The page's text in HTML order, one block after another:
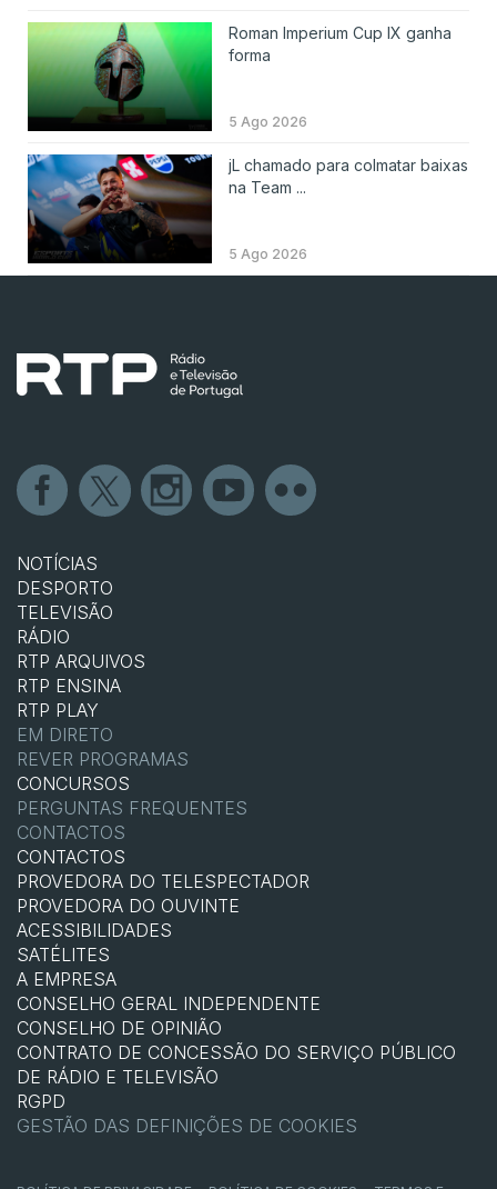
Roman Imperium Cup IX ganha
forma
5 Ago 2026
jL chamado para colmatar baixas
na Team ...
5 Ago 2026
NOTÍCIAS
DESPORTO
TELEVISÃO
RÁDIO
RTP ARQUIVOS
RTP ENSINA
RTP PLAY
EM DIRETO
REVER PROGRAMAS
CONCURSOS
PERGUNTAS FREQUENTES
CONTACTOS
CONTACTOS
PROVEDORA DO TELESPECTADOR
PROVEDORA DO OUVINTE
ACESSIBILIDADES
SATÉLITES
A EMPRESA
CONSELHO GERAL INDEPENDENTE
CONSELHO DE OPINIÃO
CONTRATO DE CONCESSÃO DO SERVIÇO PÚBLICO
DE RÁDIO E TELEVISÃO
RGPD
GESTÃO DAS DEFINIÇÕES DE COOKIES